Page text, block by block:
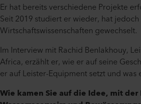
Er hat bereits verschiedene Projekte
Seit 2019 studiert er wieder, hat jedoch
Wirtschaftswissenschaften gewechselt.
Im Interview mit Rachid Benlakhouy,
Africa, erzählt er, wie er auf seine
er auf Leister-Equipment setzt und was
Wie kamen Sie auf die Idee, mit